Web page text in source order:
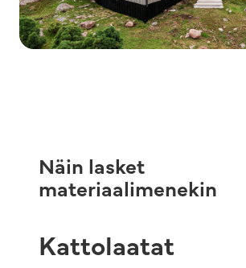
Näin lasket
materiaalimenekin
Kattolaatat